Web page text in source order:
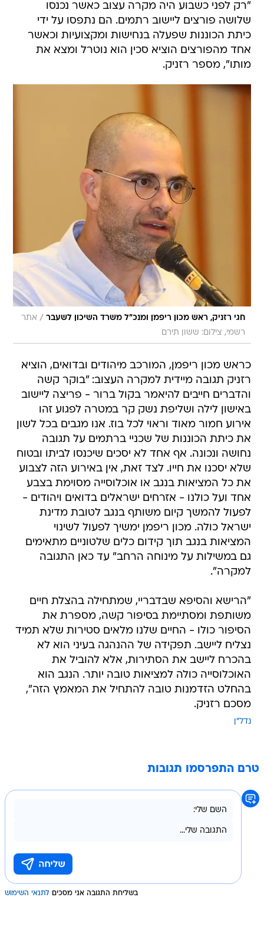
"רק לפני כשבוע היה מקרה עצוב כאשר נכנסו
שלושה פורצים ליישוב רתמים. הם נתפסו על ידי
כיתת הכוננות שפעלה בנחישות ומקצועיות וכאשר
אחד מהפורצים הוציא סכין הוא נוטרל ומצא את
מותו", מספר רזניק.
חגי רזניק, ראש מכון ריפמן ומנכ"ל משרד השיכון לשעבר / אתר
רשמי, צילום: ששון תירם
כראש מכון ריפמן, המורכב מיהודים ובדואים, הוציא
רזניק תגובה מיידית למקרה העצוב: "בוקר קשה
והדברים חייבים להיאמר בקול ברור - פריצה ליישוב
באישון לילה ושליפת נשק קר במטרה לפגוע זהו
אירוע חמור מאוד וראוי לכל בוז. אנו מגבים בכל לשון
את כיתת הכוננות של שכניי ברתמים על תגובה
נחושה ונכונה. אף אחד לא יסכים שיכנסו לביתו ובטוח
שלא יסכנו את חייו. לצד זאת, אין באירוע הזה לצבוע
את כל המציאות בנגב או אוכלוסייה מסוימת בצבע
אחד ועל כולנו - אזרחים ישראלים בדואים ויהודים -
לפעול להמשך קיום משותף בנגב לטובת מדינת
ישראל כולה. מכון ריפמן ימשיך לפעול לשינוי
המציאות בנגב תוך קידום כלים שלטוניים מתאימים
גם במשילות על מינוחה הרחב" עד כאן התגובה
למקרה".
"הרישא והסיפא שבדבריי, שמתחילה בהצלת חיים
משותפת ומסתיימת בסיפור קשה, מספרת את
הסיפור כולו - החיים שלנו מלאים סטירות שלא תמיד
נצליח ליישב. תפקידה של ההנהגה בעיני הוא לא
בהכרח ליישב את הסתירות, אלא להוביל את
האוכלוסייה כולה למציאות טובה יותר. הנגב הוא
בהחלט הזדמנות טובה להתחיל את המאמץ הזה",
מסכם רזניק.
נדל"ן
טרם התפרסמו תגובות
בשליחת התגובה אני מסכים לתנאי השימוש